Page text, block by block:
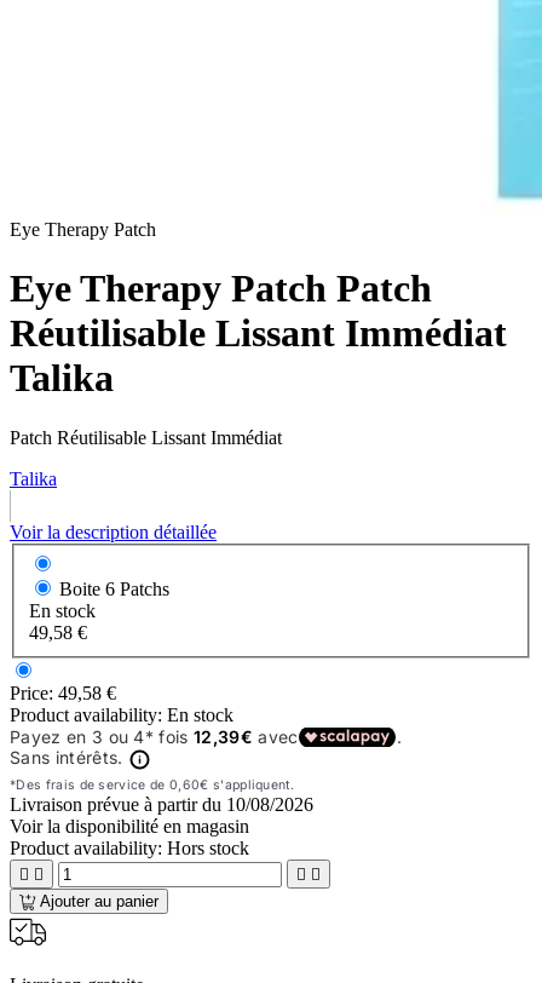
Eye Therapy Patch
Eye Therapy Patch Patch
Réutilisable Lissant Immédiat
Talika
Patch Réutilisable Lissant Immédiat
Talika
Voir la description détaillée
Boite 6 Patchs
En stock
49,58 €
Price: 49,58 €
Product availability: En stock
Livraison prévue à partir du 10/08/2026
Voir la disponibilité en magasin
Product availability: Hors stock
   
Ajouter au panier